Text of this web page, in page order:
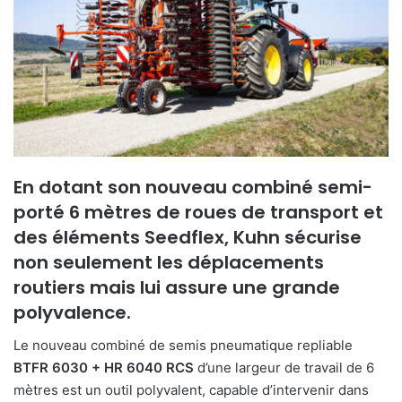
r
u
n
c
o
u
r
r
l
En dotant son nouveau combiné semi-
porté 6 mètres de roues de transport et
des éléments Seedflex, Kuhn sécurise
non seulement les déplacements
routiers mais lui assure une grande
polyvalence.
Le nouveau combiné de semis pneumatique repliable
BTFR 6030 + HR 6040 RCS d’une largeur de travail de 6
mètres est un outil polyvalent, capable d’intervenir dans